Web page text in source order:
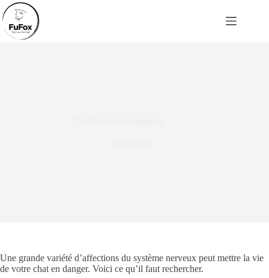
Passer
au
contenu
Une grande variété d’affections du système nerveux peut mettre la vie
de votre chat en danger. Voici ce qu’il faut rechercher.